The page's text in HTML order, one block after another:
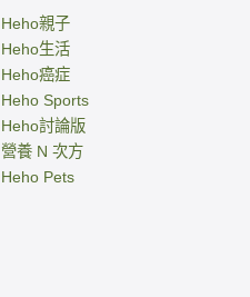
Heho親子
Heho生活
Heho癌症
Heho Sports
Heho討論版
營養 N 次方
Heho Pets